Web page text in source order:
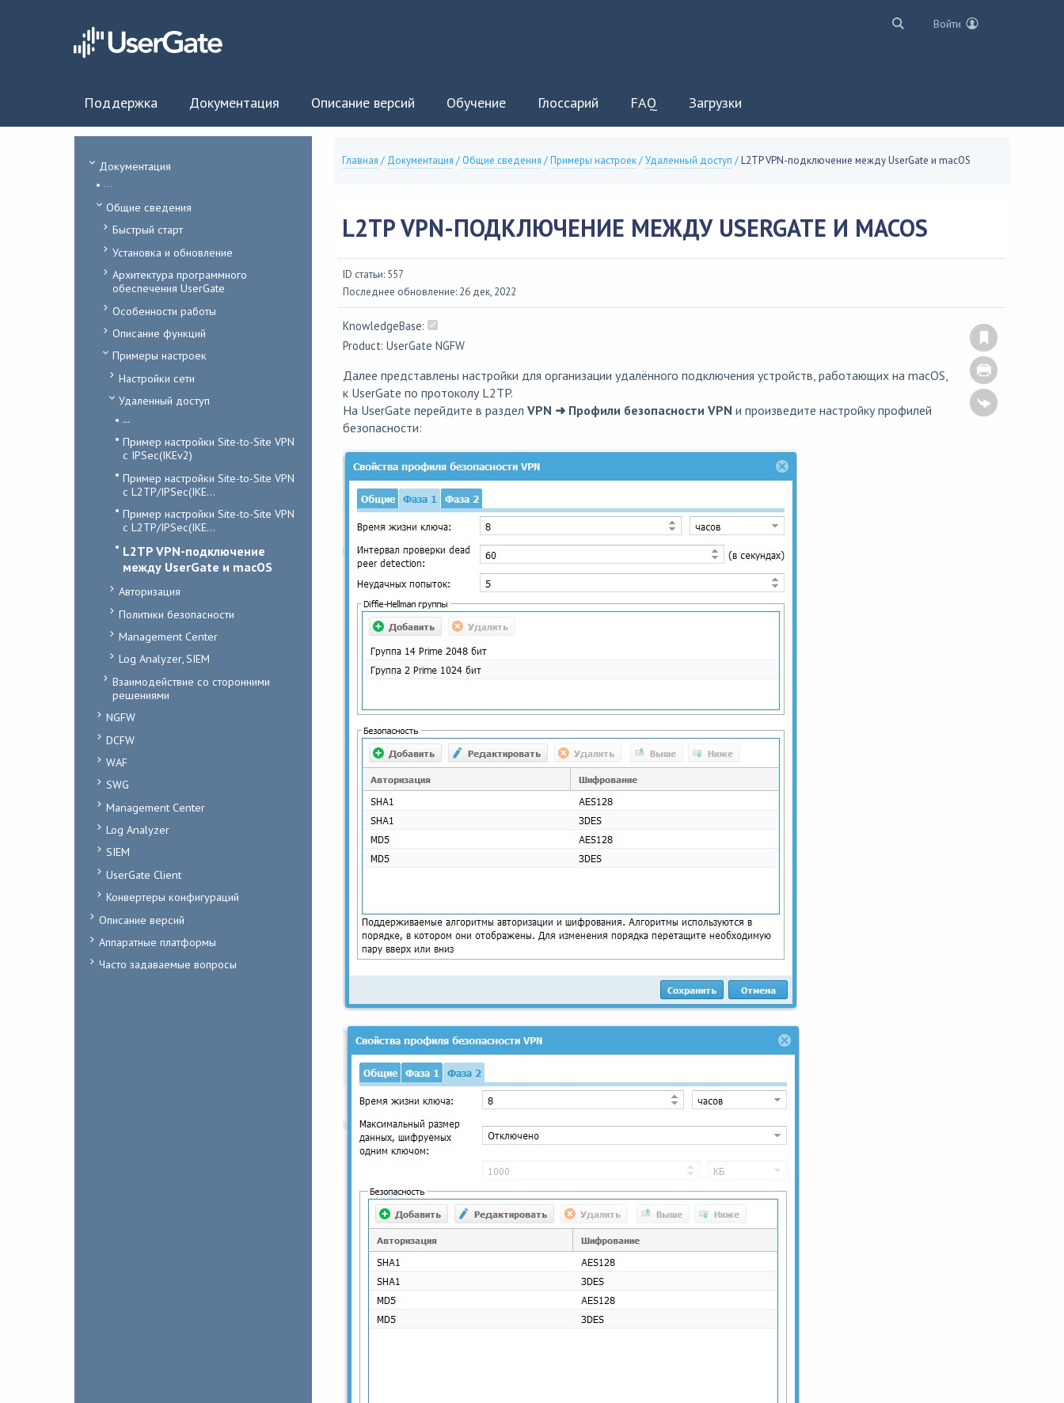
Войти
Поддержка Документация Описание версий Обучение Глоссарий FAQ Загрузки
Документация
...
Общие сведения
Быстрый старт
Установка и обновление
Архитектура программного
обеспечения UserGate
Особенности работы
Описание функций
Примеры настроек
Настройки сети
Удаленный доступ
...
Пример настройки Site-to-Site VPN
с IPSec(IKEv2)
Пример настройки Site-to-Site VPN
с L2TP/IPSec(IKE...
Пример настройки Site-to-Site VPN
с L2TP/IPSec(IKE...
L2TP VPN-подключение
между UserGate и macOS
Авторизация
Политики безопасности
Management Center
Log Analyzer, SIEM
Взаимодействие со сторонними
решениями
NGFW
DCFW
WAF
SWG
Management Center
Log Analyzer
SIEM
UserGate Client
Конвертеры конфигураций
Описание версий
Аппаратные платформы
Часто задаваемые вопросы
Главная / Документация / Общие сведения /Примеры настроек/Удаленный доступ /L2TP VPN-подключение между UserGate и macOS
L2TP VPN-ПОДКЛЮЧЕНИЕ МЕЖДУ USERGATE И MACOS
ID статьи: 557
Последнее обновление: 26 дек, 2022
KnowledgeBase:
Product: UserGate NGFW
Далее представлены настройки для организации удалённого подключения устройств, работающих на macOS,
к UserGate по протоколу L2TP.
На UserGate перейдите в раздел VPN ➜ Профили безопасности VPN и произведите настройку профилей
безопасности: